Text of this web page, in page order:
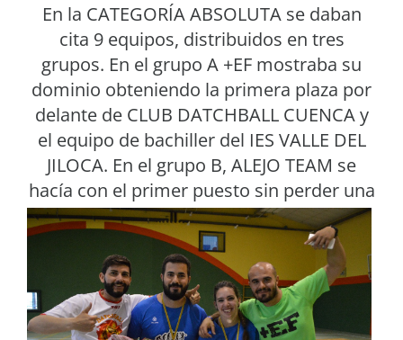
En la CATEGORÍA ABSOLUTA se daban
cita 9 equipos, distribuidos en tres
grupos. En el grupo A +EF mostraba su
dominio obteniendo la primera plaza por
delante de CLUB DATCHBALL CUENCA y
el equipo de bachiller del IES VALLE DEL
JILOCA. En el grupo B, ALEJO TEAM se
hacía con el primer puesto sin perder una